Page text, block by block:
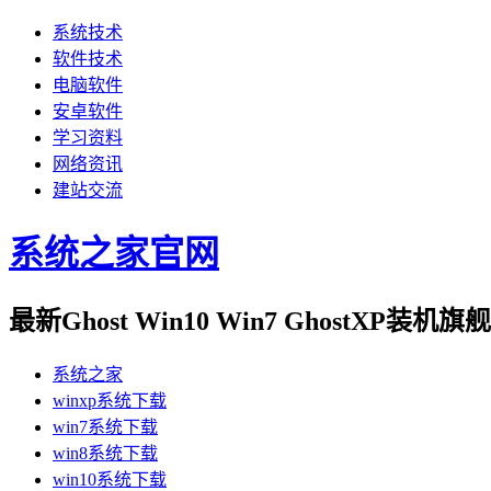
系统技术
软件技术
电脑软件
安卓软件
学习资料
网络资讯
建站交流
系统之家官网
最新Ghost Win10 Win7 GhostXP装机旗
系统之家
winxp系统下载
win7系统下载
win8系统下载
win10系统下载